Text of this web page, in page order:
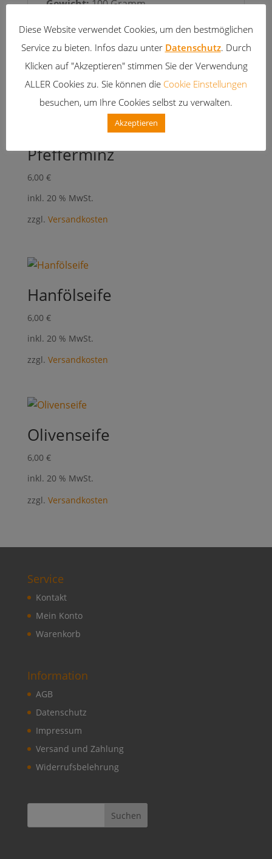
Gewicht:100 Gramm
Ähnliche Produkte
Peelingseife Bio-Grüntee-
Pfefferminz
6,00 €
inkl. 20 % MwSt.
zzgl. Versandkosten
Hanfölseife
6,00 €
inkl. 20 % MwSt.
zzgl. Versandkosten
Olivenseife
6,00 €
inkl. 20 % MwSt.
zzgl. Versandkosten
Service
Kontakt
Mein Konto
Warenkorb
Information
AGB
Datenschutz
Impressum
Versand und Zahlung
Widerrufsbelehrung
Suchen
Diese Website verwendet Cookies, um den bestmöglichen
Service zu bieten. Infos dazu unter Datenschutz. Durch
Klicken auf "Akzeptieren" stimmen Sie der Verwendung
ALLER Cookies zu. Sie können die Cookie Einstellungen
besuchen, um Ihre Cookies selbst zu verwalten.
Akzeptieren